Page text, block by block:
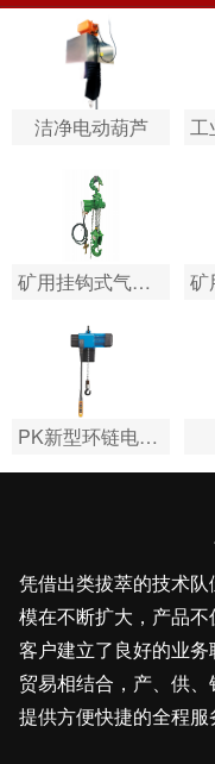
洁净电动葫芦
矿用挂钩式气动葫芦
PK新型环链电动葫芦
凭借出类拔萃的技术
模在不断扩大，产品
客户建立了良好的业
贸易相结合，产、供
提供方便快捷的全程